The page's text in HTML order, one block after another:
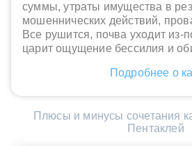
суммы, утраты имущества в
мошеннических действий,
Все рушится, почва уходит из-
царит ощущение бессилия и
Подробнее о
Плюсы и минусы сочетания
Пентаклей